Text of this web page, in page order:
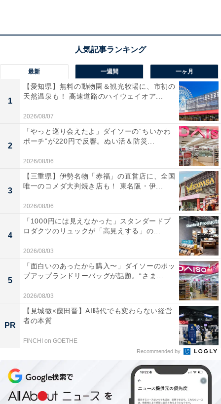
最新 一週間 一ヶ月
1
【愛知県】無料の動物園＆観光牧場に、市初の
天然温泉も！ 高速道路のハイウェイオア...
2026/08/07
2
「やっと巡り会えたよ」ダイソーの“ちいかわ
ポーチ”が220円で反響。ぬい活＆防災...
2026/08/06
3
【三重県】伊勢名物「赤福」の直営店に、全国
唯一のコメダ大判焼き店も！ 東名阪・伊...
2026/08/06
4
「1000円には見えなかった」スタンダードプ
ロダクツのリュックが「高見えする」の...
2026/08/03
5
「面白いのあったから購入〜」ダイソーのポッ
プアップランドリーバッグが話題。“さま...
2026/08/03
PR
【見城徹×藤田晋】AI時代でも変わらない経営
者の本質
FINCHI on GOETHE
Recommended by